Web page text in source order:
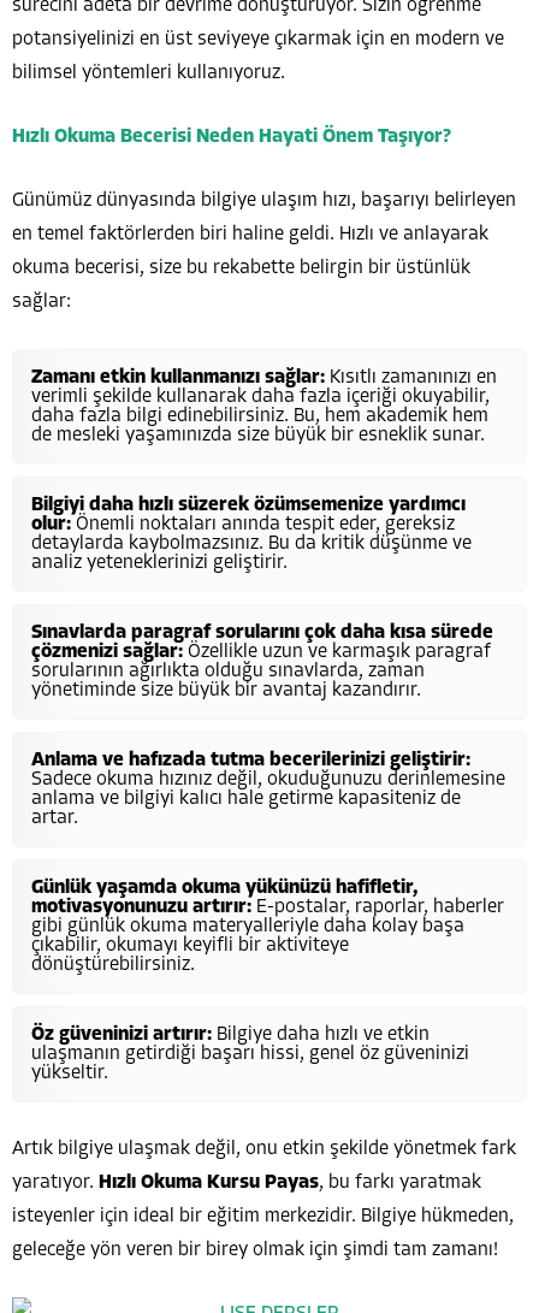
sürecini adeta bir devrime dönüştürüyor. Sizin öğrenme
potansiyelinizi en üst seviyeye çıkarmak için en modern ve
bilimsel yöntemleri kullanıyoruz.
Hızlı Okuma Becerisi Neden Hayati Önem Taşıyor?
Günümüz dünyasında bilgiye ulaşım hızı, başarıyı belirleyen
en temel faktörlerden biri haline geldi. Hızlı ve anlayarak
okuma becerisi, size bu rekabette belirgin bir üstünlük
sağlar:
Zamanı etkin kullanmanızı sağlar: Kısıtlı zamanınızı en
verimli şekilde kullanarak daha fazla içeriği okuyabilir,
daha fazla bilgi edinebilirsiniz. Bu, hem akademik hem
de mesleki yaşamınızda size büyük bir esneklik sunar.
Bilgiyi daha hızlı süzerek özümsemenize yardımcı
olur: Önemli noktaları anında tespit eder, gereksiz
detaylarda kaybolmazsınız. Bu da kritik düşünme ve
analiz yeteneklerinizi geliştirir.
Sınavlarda paragraf sorularını çok daha kısa sürede
çözmenizi sağlar: Özellikle uzun ve karmaşık paragraf
sorularının ağırlıkta olduğu sınavlarda, zaman
yönetiminde size büyük bir avantaj kazandırır.
Anlama ve hafızada tutma becerilerinizi geliştirir:
Sadece okuma hızınız değil, okuduğunuzu derinlemesine
anlama ve bilgiyi kalıcı hale getirme kapasiteniz de
artar.
Günlük yaşamda okuma yükünüzü hafifletir,
motivasyonunuzu artırır: E-postalar, raporlar, haberler
gibi günlük okuma materyalleriyle daha kolay başa
çıkabilir, okumayı keyifli bir aktiviteye
dönüştürebilirsiniz.
Öz güveninizi artırır: Bilgiye daha hızlı ve etkin
ulaşmanın getirdiği başarı hissi, genel öz güveninizi
yükseltir.
Artık bilgiye ulaşmak değil, onu etkin şekilde yönetmek fark
yaratıyor. Hızlı Okuma Kursu Payas, bu farkı yaratmak
isteyenler için ideal bir eğitim merkezidir. Bilgiye hükmeden,
geleceğe yön veren bir birey olmak için şimdi tam zamanı!